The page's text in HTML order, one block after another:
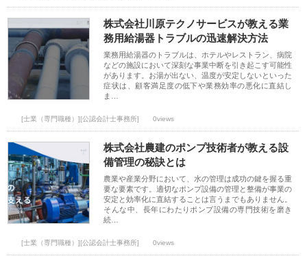
株式会社川原テクノサービスが教える業
務用給湯器トラブルの迅速解決方法
業務用給湯器のトラブルは、ホテルやレストラン、病院
などの施設において深刻な事業中断を引き起こす可能性
があります。お湯が出ない、温度が安定しないといった
症状は、顧客満足度の低下や業務効率の悪化に直結し
ま…
[士業（専門職種）][公認会計士事務所] 0views
株式会社農建のポンプ技術者が教える設
備管理の秘訣とは
農業や産業分野において、水の管理は成功の鍵を握る重
要な要素です。適切なポンプ設備の管理と整備が事業の
安定と効率化に直結することは言うまでもありません。
そんな中、長年にわたりポンプ設備の専門技術を磨き
続…
[士業（専門職種）][公認会計士事務所] 0views